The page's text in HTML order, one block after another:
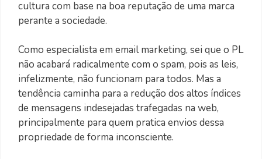
cultura com base na boa reputação de uma marca
perante a sociedade.
Como especialista em email marketing, sei que o PL
não acabará radicalmente com o spam, pois as leis,
infelizmente, não funcionam para todos. Mas a
tendência caminha para a redução dos altos índices
de mensagens indesejadas trafegadas na web,
principalmente para quem pratica envios dessa
propriedade de forma inconsciente.